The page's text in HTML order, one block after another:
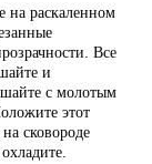
на раскаленном
Все
и
с молотым
этот
сковороде